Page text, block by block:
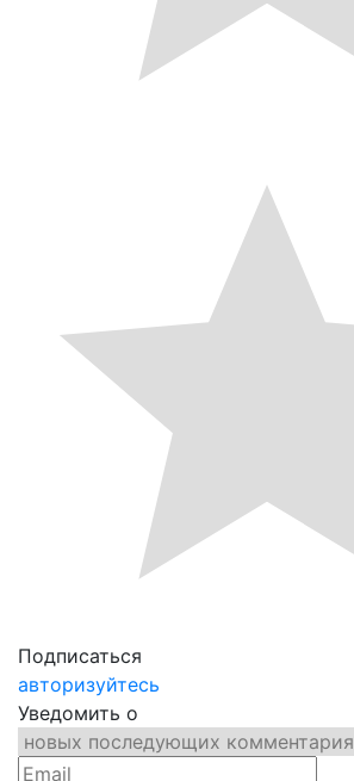
Подписаться
авторизуйтесь
Уведомить о